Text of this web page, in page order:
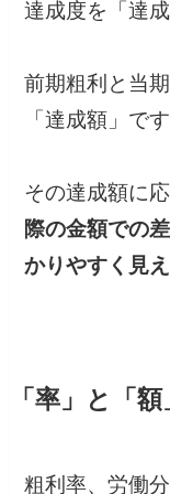
達成度を「達
前期粗利と当
「達成額」です
その達成額に
際の金額での
かりやすく見
「率」と「
粗利率、労働